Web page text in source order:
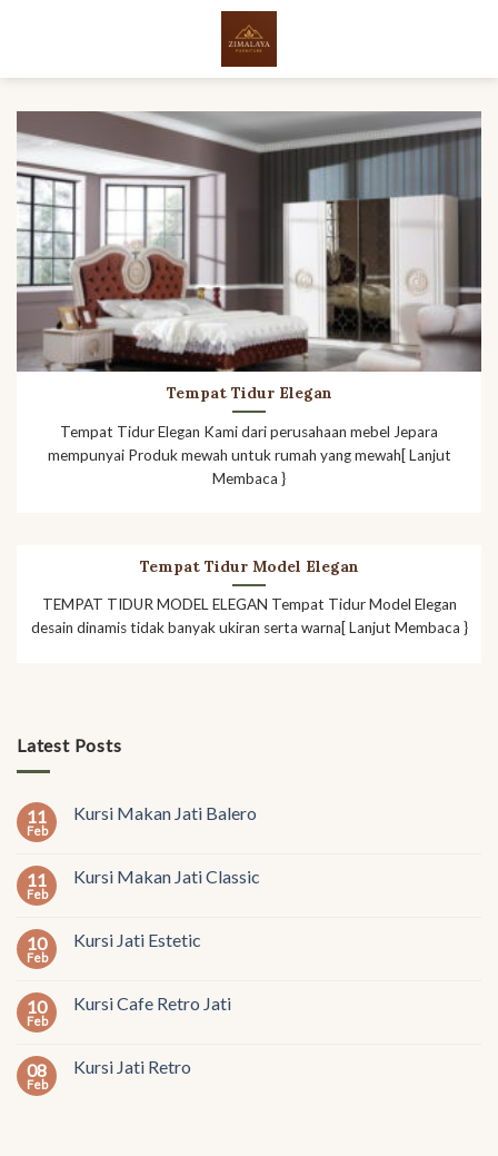
Latest Posts
11
Feb
Kursi Makan Jati Balero
11
Feb
Kursi Makan Jati Classic
10
Feb
Kursi Jati Estetic
10
Feb
Kursi Cafe Retro Jati
08
Feb
Kursi Jati Retro
Tempat Tidur Elegan
Tempat Tidur Elegan Kami dari perusahaan mebel Jepara
mempunyai Produk mewah untuk rumah yang mewah[ Lanjut
Membaca }
Tempat Tidur Model Elegan
TEMPAT TIDUR MODEL ELEGAN Tempat Tidur Model Elegan
desain dinamis tidak banyak ukiran serta warna[ Lanjut Membaca }